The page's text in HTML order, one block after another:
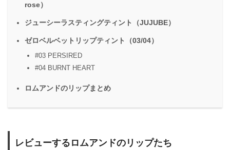
rose）
ジューシーラスティングティント（JUJUBE）
ゼロベルベットリップティント（03/04）
#03 PERSIRED
#04 BURNT HEART
ロムアンドのリップまとめ
レビューするロムアンドのリップたち